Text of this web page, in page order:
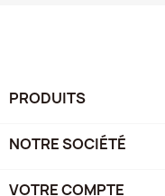
PRODUITS
NOTRE SOCIÉTÉ
VOTRE COMPTE